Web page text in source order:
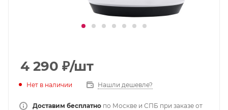
4 290 ₽/шт
Нет в наличии Нашли дешевле?
Доставим бесплатно по Москве и СПБ при заказе от